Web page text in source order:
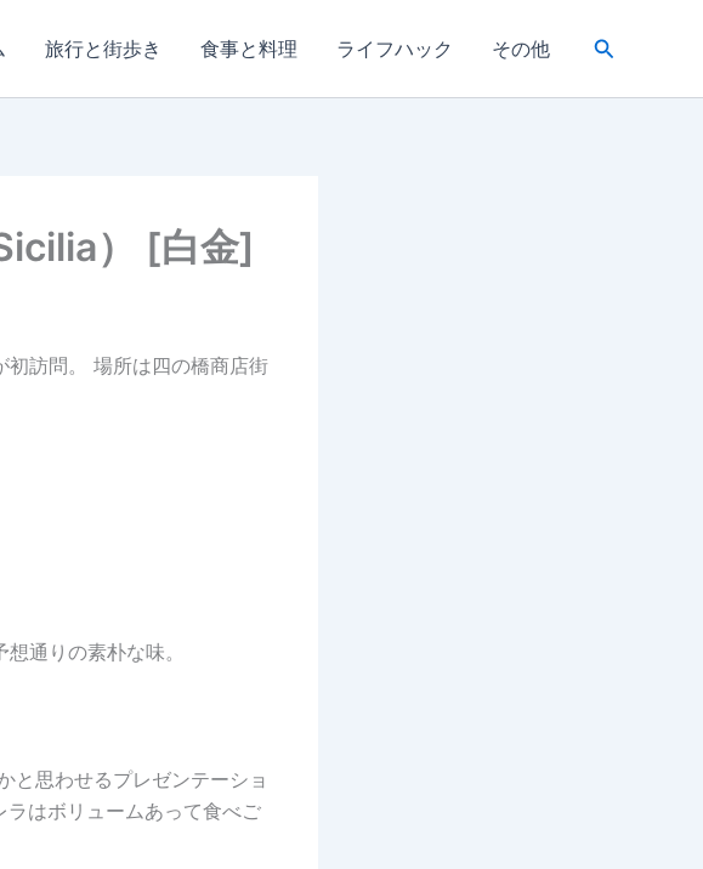
旅行と街歩き 食事と料理 ライフハック その他
検
） [白金]
初訪問。 場所は四の橋商店街
通りの素朴な味。
と思わせるプレゼンテーショ
はボリュームあって食べご